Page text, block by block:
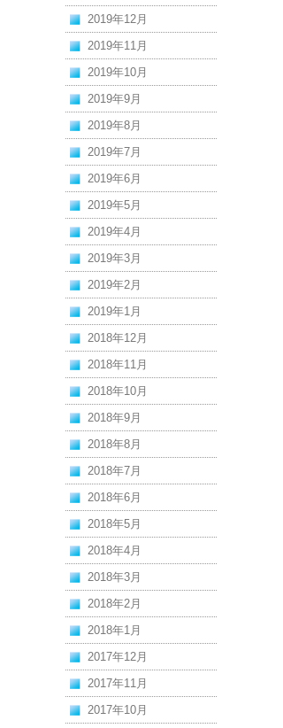
2019年12月
2019年11月
2019年10月
2019年9月
2019年8月
2019年7月
2019年6月
2019年5月
2019年4月
2019年3月
2019年2月
2019年1月
2018年12月
2018年11月
2018年10月
2018年9月
2018年8月
2018年7月
2018年6月
2018年5月
2018年4月
2018年3月
2018年2月
2018年1月
2017年12月
2017年11月
2017年10月